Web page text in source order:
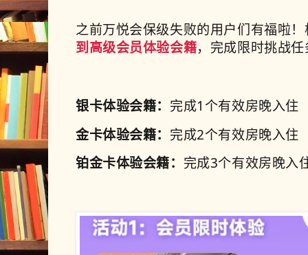
之前万悦会保级失败的用户们有福啦
到高级会员体验会籍，完成限时挑战
银卡体验会籍： 完成1个有效房晚入住
金卡体验会籍： 完成2个有效房晚入住
铂金卡体验会籍： 完成3个有效房晚入